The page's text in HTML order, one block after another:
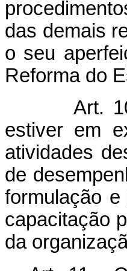
das demais
o seu
Reforma do
Art. 10.
estiver em
atividades
de
formulação
capacitação
da